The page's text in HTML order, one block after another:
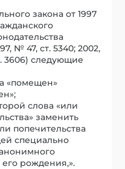
закона от 1997
№ 47, ст. 5340; 2002,
3606) следующие
«помещен»
слова «или
заменить
попечительства
специально
рождения,».